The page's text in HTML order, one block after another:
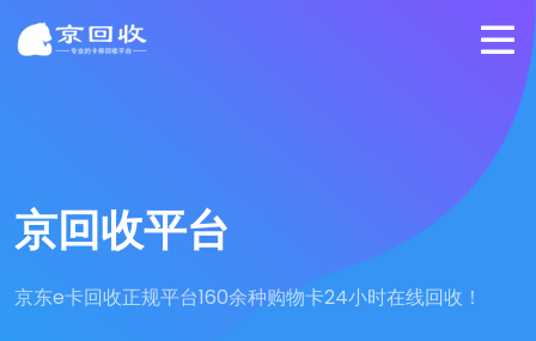
京回收平台
京东e卡回收正规平台160余种购物卡24小时在线回收！